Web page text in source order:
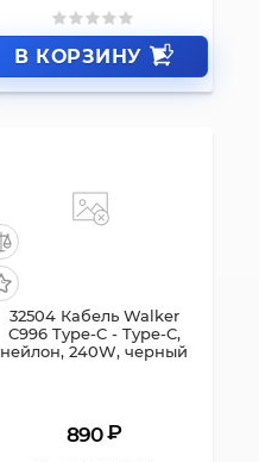
В КОРЗИНУ
32504 Кабель Walker
C996 Type-C - Type-C,
нейлон, 240W, черный
890 ₽